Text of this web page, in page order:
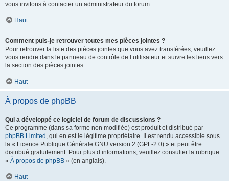
vous invitons à contacter un administrateur du forum.
Haut
Comment puis-je retrouver toutes mes pièces jointes ?
Pour retrouver la liste des pièces jointes que vous avez transférées, veuillez
vous rendre dans le panneau de contrôle de l’utilisateur et suivre les liens vers
la section des pièces jointes.
Haut
À propos de phpBB
Qui a développé ce logiciel de forum de discussions ?
Ce programme (dans sa forme non modifiée) est produit et distribué par
phpBB Limited , qui en est le légitime propriétaire. Il est rendu accessible sous
la « Licence Publique Générale GNU version 2 (GPL-2.0) » et peut être
distribué gratuitement. Pour plus d’informations, veuillez consulter la rubrique
« À propos de phpBB » (en anglais).
Haut